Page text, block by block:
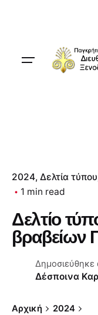
2024 Δελτία τύπου
1 min read
Δελτίο
βραβείων
Δημοσιεύθηκε
Δέσποινα
Αρχική
2024